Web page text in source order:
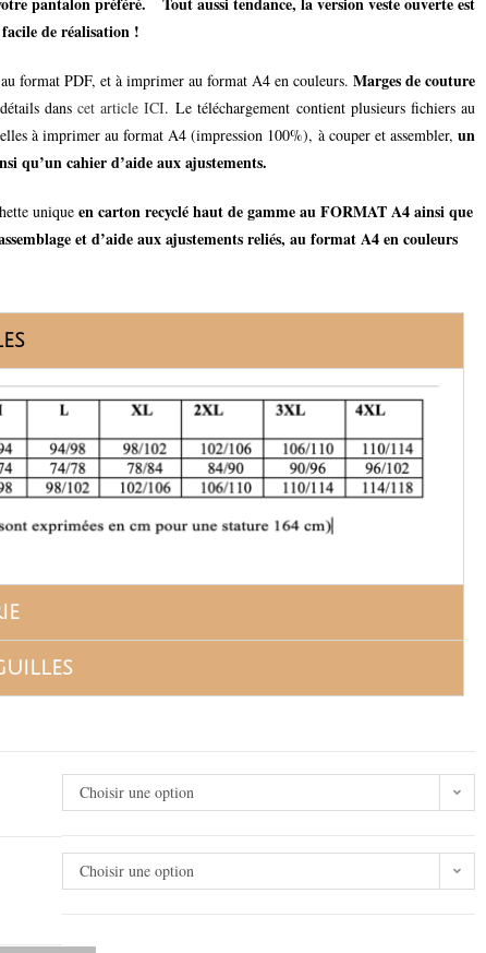
de réalisation !
format PDF, et à imprimer au format A4 en couleurs. Marges de couture
dans cet article ICI. Le téléchargement contient plusieurs fichiers au
à imprimer au format A4 (impression 100%), à couper et assembler, un
qu’un cahier d’aide aux ajustements.
unique en carton recyclé haut de gamme au FORMAT A4 ainsi que
et d’aide aux ajustements reliés, au format A4 en couleurs
Choisir une option
Choisir une option